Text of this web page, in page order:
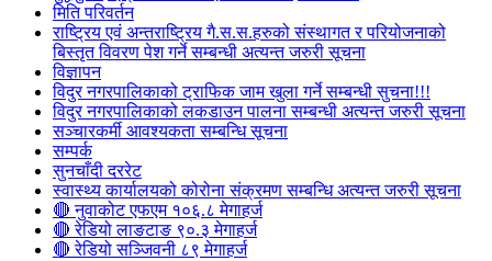
मिति परिवर्तन
राष्ट्रिय एवं अन्तराष्ट्रिय गै.स.स.हरुको संस्थागत र परियोजनाको
बिस्तृत विवरण पेश गर्ने सम्बन्धी अत्यन्त जरुरी सूचना
विज्ञापन
विदुर नगरपालिकाको ट्राफिक जाम खुला गर्ने सम्बन्धी सुचना!!!
विदुर नगरपालिकाको लकडाउन पालना सम्बन्धी अत्यन्त जरुरी सूचना
सञ्चारकर्मी आवश्यकता सम्बन्धि सूचना
सम्पर्क
सुनचाँदी दररेट
स्वास्थ्य कार्यालयको कोरोना संक्रमण सम्बन्धि अत्यन्त जरुरी सूचना
🔴 नुवाकोट एफएम १०६.८ मेगाहर्ज
🔴 रेडियो लाङटाङ ९०.३ मेगाहर्ज
🔴 रेडियो सञ्जिवनी ८९ मेगाहर्ज